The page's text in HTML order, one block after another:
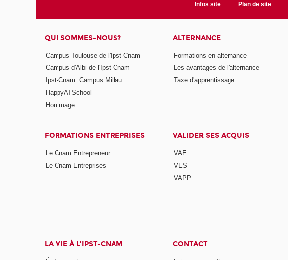
Infos site Plan de site
QUI SOMMES-NOUS?
Campus Toulouse de l'Ipst-Cnam
Campus d'Albi de l'Ipst-Cnam
Ipst-Cnam: Campus Millau
HappyATSchool
Hommage
ALTERNANCE
Formations en alternance
Les avantages de l'alternance
Taxe d'apprentissage
FORMATIONS ENTREPRISES
Le Cnam Entrepreneur
Le Cnam Entreprises
VALIDER SES ACQUIS
VAE
VES
VAPP
LA VIE À L'IPST-CNAM CONTACT